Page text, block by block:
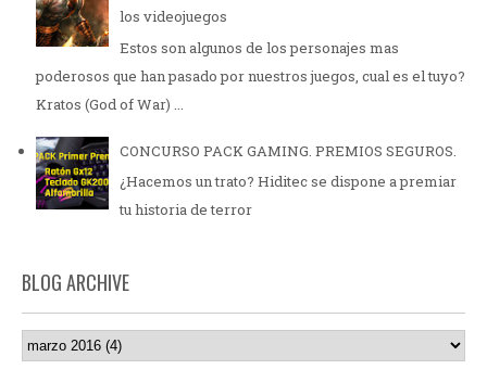
los videojuegos
Estos son algunos de los personajes mas
poderosos que han pasado por nuestros juegos, cual es el tuyo?
Kratos (God of War) ...
CONCURSO PACK GAMING. PREMIOS SEGUROS.
¿Hacemos un trato? Hiditec se dispone a premiar
tu historia de terror
BLOG ARCHIVE